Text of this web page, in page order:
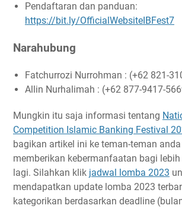
Pendaftaran dan panduan:
https://bit.ly/OfficialWebsiteIBFest7
Narahubung
Fatchurrozi Nurrohman : (+62 821-
Allin Nurhalimah : (+62 877-9417-
Mungkin itu saja informasi tentang
Competition Islamic Banking Festival
bagikan artikel ini ke teman-teman
memberikan kebermanfaatan bagi
lagi. Silahkan klik jadwal lomba 2023
mendapatkan update lomba 2023
kategorikan berdasarkan deadline